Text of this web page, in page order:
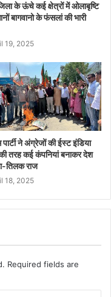
के ऊंचे कई क्षेत्रों में ओलाबृष्टि
बागवानो के फंसलां की भारी
19, 2025
ने अंग्रेजों की ईस्ट इंडिया
तरह कई कंपनियां बनाकर देश
तिलक राज
18, 2025
Required fields are